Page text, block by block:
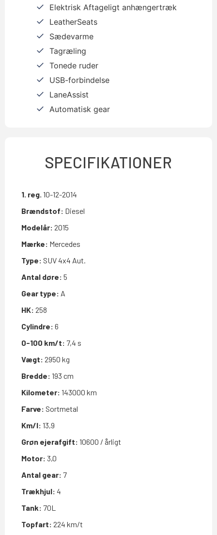
Elektrisk Aftageligt anhængertræk
LeatherSeats
Sædevarme
Tagræling
Tonede ruder
USB-forbindelse
LaneAssist
Automatisk gear
SPECIFIKATIONER
1. reg. 10-12-2014
Brændstof: Diesel
Modelår: 2015
Mærke: Mercedes
Type: SUV 4x4 Aut.
Antal døre: 5
Gear type: A
HK: 258
Cylindre: 6
0-100 km/t: 7,4 s
Vægt: 2950 kg
Bredde: 193 cm
Kilometer: 143000 km
Farve: Sortmetal
Km/l: 13,9
Grøn ejerafgift: 10600 / årligt
Motor: 3,0
Antal gear: 7
Trækhjul: 4
Tank: 70L
Topfart: 224 km/t